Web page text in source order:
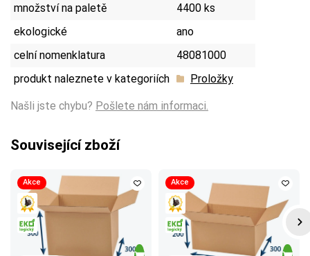
množství na paletě
4400 ks
ekologické
ano
celní nomenklatura
48081000
produkt naleznete v kategoriích
Proložky
Našli jste chybu? Pošlete nám informaci.
Související zboží
Akce Akce